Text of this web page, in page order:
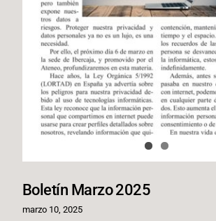
Boletín Marzo 2025
marzo 10, 2025